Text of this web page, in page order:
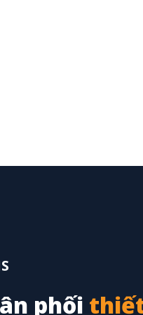
phối